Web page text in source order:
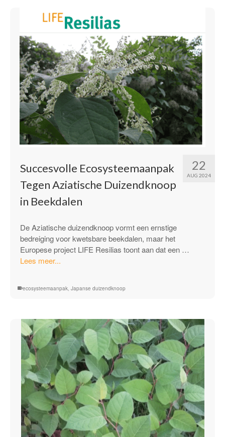
22
AUG 2024
Succesvolle Ecosysteemaanpak
Tegen Aziatische Duizendknoop
in Beekdalen
De Aziatische duizendknoop vormt een ernstige
bedreiging voor kwetsbare beekdalen, maar het
Europese project LIFE Resilias toont aan dat een …
Lees meer...
Aziatische
Beekdalen”
ecosysteemaanpak, Japanse duizendknoop